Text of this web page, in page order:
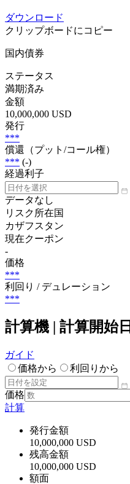
ダウンロード
クリップボードにコピー
国内債券
ステータス
満期済み
金額
10,000,000 USD
発行
***
償還（プット/コール権）
*** (-)
経過利子
データなし
リスク所在国
カザフスタン
現在クーポン
-
価格
***
利回り / デュレーション
***
計算機 | 計算開始日
ガイド
価格から
利回りから
価格
計算
発行金額
10,000,000 USD
残高金額
10,000,000 USD
額面